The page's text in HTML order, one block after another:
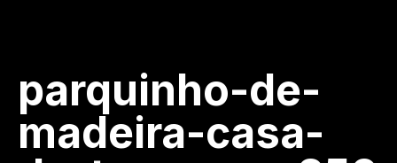
parquinho-de-
madeira-casa-